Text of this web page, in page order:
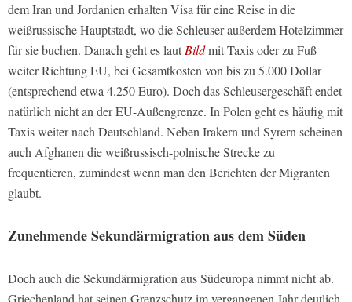
dem Iran und Jordanien erhalten Visa für eine Reise in die
weißrussische Hauptstadt, wo die Schleuser außerdem Hotelzimmer
für sie buchen. Danach geht es lautBildmit Taxis oder zu Fuß
weiter Richtung EU, bei Gesamtkosten von bis zu 5.000 Dollar
(entsprechend etwa 4.250 Euro). Doch das Schleusergeschäft endet
natürlich nicht an der EU-Außengrenze. In Polen geht es häufig mit
Taxis weiter nach Deutschland. Neben Irakern und Syrern scheinen
auch Afghanen die weißrussisch-polnische Strecke zu
frequentieren, zumindest wenn man den Berichten der Migranten
glaubt.
Zunehmende Sekundärmigration aus dem Süden
Doch auch die Sekundärmigration aus Südeuropa nimmt nicht ab.